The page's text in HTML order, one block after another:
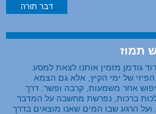
דבר תורה
תמוז
גודמן מזמין אותנו לצאת למסע
של ימי הקיץ, אלא גם הצמא
אחר משמעות, קרבה ופשר. דרך
ברכות, נפרשת מחשבה על המדבר
ועל הרגע שבו המים שאנו מוצאים בדרך